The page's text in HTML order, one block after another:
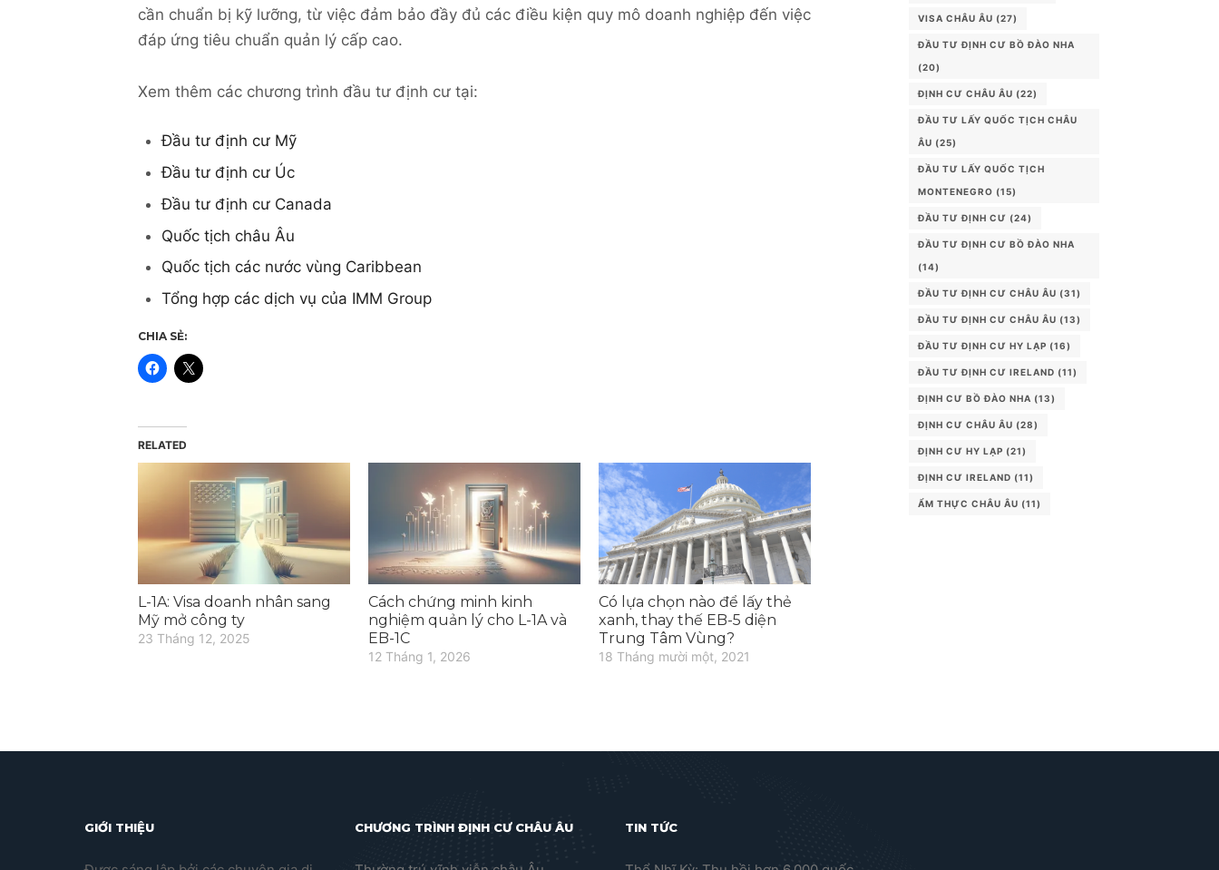
cần chuẩn bị kỹ lưỡng, từ việc đảm bảo đầy đủ các điều kiện quy mô doanh nghiệp đến việc
đáp ứng tiêu chuẩn quản lý cấp cao.
Xem thêm các chương trình đầu tư định cư tại:
Đầu tư định cư Mỹ
Đầu tư định cư Úc
Đầu tư định cư Canada
Quốc tịch châu Âu
Quốc tịch các nước vùng Caribbean
Tổng hợp các dịch vụ của IMM Group
CHIA SẺ:
RELATED
L-1A: Visa doanh nhân sang
Mỹ mở công ty
23 Tháng 12, 2025
Cách chứng minh kinh
nghiệm quản lý cho L-1A và
EB-1C
12 Tháng 1, 2026
Có lựa chọn nào để lấy thẻ
xanh, thay thế EB-5 diện
Trung Tâm Vùng?
18 Tháng mười một, 2021
VISA CHÂU ÂU (27)
ĐẦU TƯ ĐỊNH CƯ BỒ ĐÀO NHA
(20)
ĐỊNH CƯ CHÂU ÂU (22)
ĐẦU TƯ LẤY QUỐC TỊCH CHÂU
ÂU (25)
ĐẦU TƯ LẤY QUỐC TỊCH
MONTENEGRO (15)
ĐẦU TƯ ĐỊNH CƯ (24)
ĐẦU TƯ ĐỊNH CƯ BỒ ĐÀO NHA
(14)
ĐẦU TƯ ĐỊNH CƯ CHÂU ÂU (31)
ĐẦU TƯ ĐỊNH CƯ CHÂU ÂU (13)
ĐẦU TƯ ĐỊNH CƯ HY LẠP (16)
ĐẦU TƯ ĐỊNH CƯ IRELAND (11)
ĐỊNH CƯ BỒ ĐÀO NHA (13)
ĐỊNH CƯ CHÂU ÂU (28)
ĐỊNH CƯ HY LẠP (21)
ĐỊNH CƯ IRELAND (11)
ẨM THỰC CHÂU ÂU (11)
GIỚI THIỆU CHƯƠNG TRÌNH ĐỊNH CƯ CHÂU ÂU TIN TỨC